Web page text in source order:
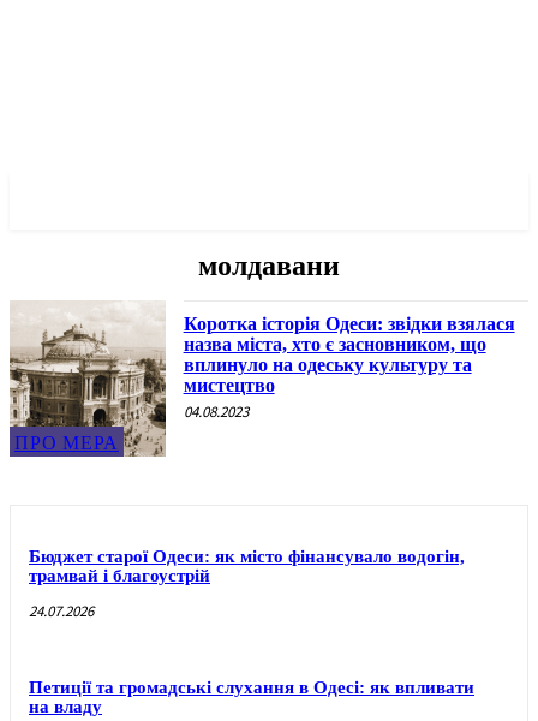
молдавани
ПРО МЕРА
Коротка історія Одеси: звідки взялася
назва міста, хто є засновником, що
вплинуло на одеську культуру та
мистецтво
04.08.2023
Бюджет старої Одеси: як місто фінансувало водогін,
трамвай і благоустрій
24.07.2026
Петиції та громадські слухання в Одесі: як впливати
на владу